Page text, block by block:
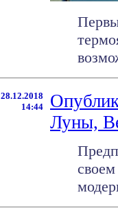
28.12.2018
14:44
Луны,